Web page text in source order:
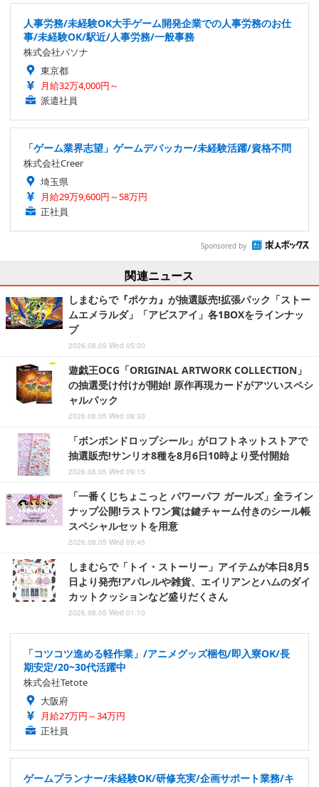
人事労務/未経験OK大手ゲーム開発企業での人事労務のお仕
事/未経験OK/駅近/人事労務/一般事務
株式会社パソナ
東京都
月給32万4,000円～
派遣社員
「ゲーム業界志望」ゲームデバッカー/未経験活躍/資格不問
株式会社Creer
埼玉県
月給29万9,600円～58万円
正社員
Sponsored by
関連ニュース
しまむらで『ポケカ』が抽選販売!拡張パック「ストー
ムエメラルダ」「アビスアイ」各1BOXをラインナッ
プ
2026.08.05 Wed 05:00
遊戯王OCG「ORIGINAL ARTWORK COLLECTION」
の抽選受け付けが開始! 原作再現カードがアツいスペシ
ャルパック
2026.08.05 Wed 08:30
「ボンボンドロップシール」がロフトネットストアで
抽選販売!サンリオ8種を8月6日10時より受付開始
2026.08.05 Wed 09:15
「一番くじちょこっと パワーパフ ガールズ」全ライン
ナップ公開!ラストワン賞は鍵チャーム付きのシール帳
スペシャルセットを用意
2026.08.05 Wed 09:45
しまむらで「トイ・ストーリー」アイテムが本日8月5
日より発売!アパレルや雑貨、エイリアンとハムのダイ
カットクッションなど盛りだくさん
2026.08.05 Wed 01:10
「コツコツ進める軽作業」/アニメグッズ梱包/即入寮OK/長
期安定/20~30代活躍中
株式会社Tetote
大阪府
月給27万円～34万円
正社員
ゲームプランナー/未経験OK/研修充実/企画サポート業務/キ